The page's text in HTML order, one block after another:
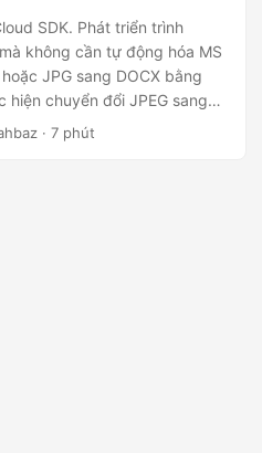
SDK. Phát triển trình
không cần tự động hóa MS
JPG sang DOCX bằng
chuyển đổi JPEG sang
pháp đơn giản và đáng
· 7 phút